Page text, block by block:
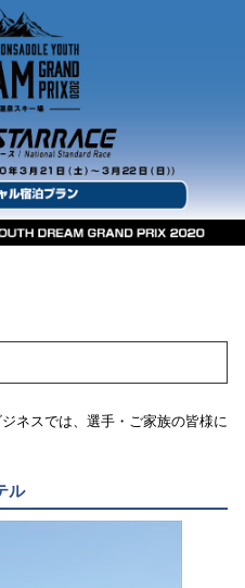
ネスでは、選手・ご家族の皆様に
ル